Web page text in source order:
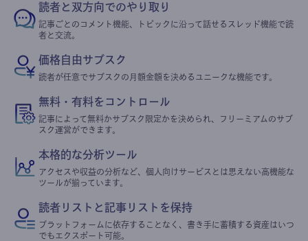
読者と双方向でのやり取り
記事ごとのコメント機能、トピックに沿って話せるスレッド機能で読
者と交流。
価格自由サブスク
読者が任意でサブスクの月額金額を決めるユニークな機能です。
無料・有料をコントロール
記事によって無料かサブスク限定かを決められ、フリーミアムのサブ
スク運営ができます。
本格的な分析ツール
アクセスや収益の分析など、個人向けサービスとは思えない高機能な
ツールが揃っています。
読者リストと記事リストを保持
プラットフォームに依存することなく、書き手に蓄積する資産はいつ
でもエクスポート可能。